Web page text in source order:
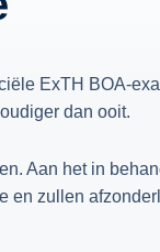
ExTH BOA-
dan ooit.
Aan het in
zullen